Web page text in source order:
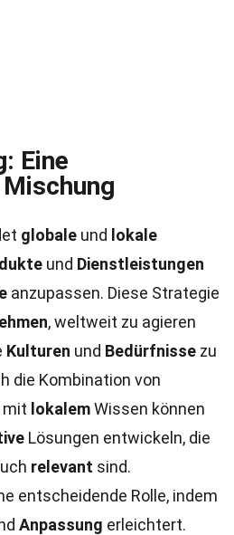
Eine
globale und lokale
und Dienstleistungen
anzupassen. Diese Strategie
, weltweit zu agieren
Kulturen und Bedürfnisse zu
die Kombination von
mit lokalemWissen können
Lösungen entwickeln, die
relevant sind.
entscheidende Rolle, indem
Anpassung erleichtert.